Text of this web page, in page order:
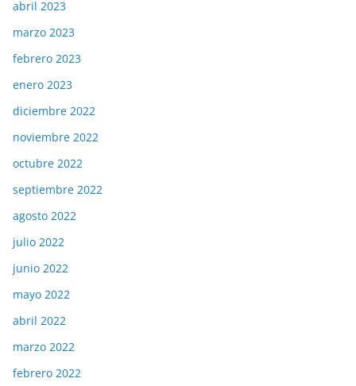
abril 2023
marzo 2023
febrero 2023
enero 2023
diciembre 2022
noviembre 2022
octubre 2022
septiembre 2022
agosto 2022
julio 2022
junio 2022
mayo 2022
abril 2022
marzo 2022
febrero 2022